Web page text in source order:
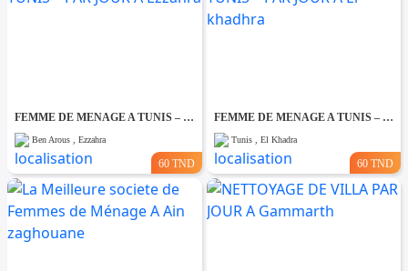
FEMME DE MENAGE A TUNIS – PAR JOUR A Ezzahra
Ben Arous , Ezzahra
60 TND
FEMME DE MENAGE A TUNIS – PAR JOUR A El khadhra
Tunis , El Khadra
60 TND